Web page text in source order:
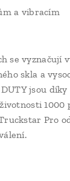
a vibracím
se vyznačují
skla a
jsou
1000
Pro